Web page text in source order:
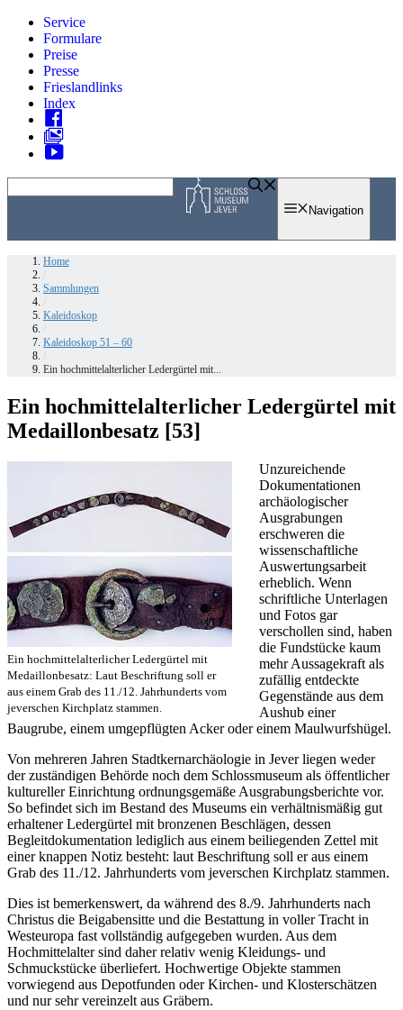
Zum
Inhalt
springen
Service
Formulare
Preise
Presse
Frieslandlinks
Index
to
Navigation
Home
Sammlungen
Kaleidoskop
Kaleidoskop 51 – 60
Ein hochmittelalterlicher Ledergürtel mit...
Ein hochmittelalterlicher Ledergürtel mit
Medaillonbesatz [53]
Ein hochmittelalterlicher Ledergürtel mit
Medaillonbesatz: Laut Beschriftung soll er
aus einem Grab des 11./12. Jahrhunderts vom
jeverschen Kirchplatz stammen.
Unzureichende
Dokumentationen
archäologischer
Ausgrabungen
erschweren die
wissenschaftliche
Auswertungsarbeit
erheblich. Wenn
schriftliche Unterlagen
und Fotos gar
verschollen sind, haben
die Fundstücke kaum
mehr Aussagekraft als
zufällig entdeckte
Gegenstände aus dem
Aushub einer
Baugrube, einem umgepflügten Acker oder einem Maulwurfshügel.
Von mehreren Jahren Stadtkernarchäologie in Jever liegen weder
der zuständigen Behörde noch dem Schlossmuseum als öffentlicher
kultureller Einrichtung ordnungsgemäße Ausgrabungsberichte vor.
So befindet sich im Bestand des Museums ein verhältnismäßig gut
erhaltener Ledergürtel mit bronzenen Beschlägen, dessen
Begleitdokumentation lediglich aus einem beiliegenden Zettel mit
einer knappen Notiz besteht: laut Beschriftung soll er aus einem
Grab des 11./12. Jahrhunderts vom jeverschen Kirchplatz stammen.
Dies ist bemerkenswert, da während des 8./9. Jahrhunderts nach
Christus die Beigabensitte und die Bestattung in voller Tracht in
Westeuropa fast vollständig aufgegeben wurden. Aus dem
Hochmittelalter sind daher relativ wenig Kleidungs- und
Schmuckstücke überliefert. Hochwertige Objekte stammen
vorwiegend aus Depotfunden oder Kirchen- und Klosterschätzen
und nur sehr vereinzelt aus Gräbern.